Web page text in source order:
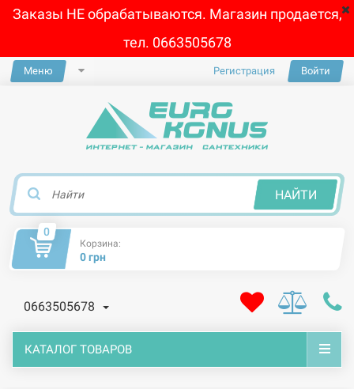
Заказы НЕ обрабатываются. Магазин продается,
тел. 0663505678
Меню Регистрация Войти
НАЙТИ
0
Корзина:
0 грн
0663505678
КАТАЛОГ ТОВАРОВ